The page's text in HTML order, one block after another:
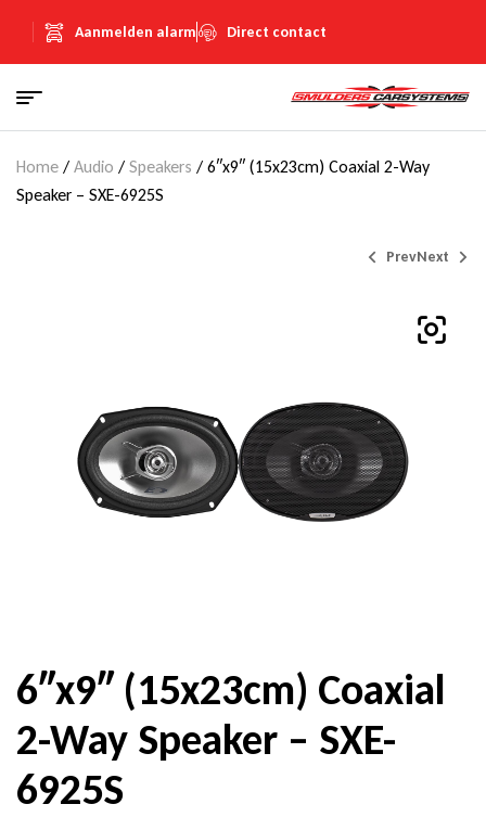
Aanmelden alarm Direct contact
Home / Audio / Speakers / 6″x9″ (15x23cm) Coaxial 2-Way
Speaker – SXE-6925S
PrevNext
6″x9″ (15x23cm) Coaxial
2-Way Speaker – SXE-
6925S